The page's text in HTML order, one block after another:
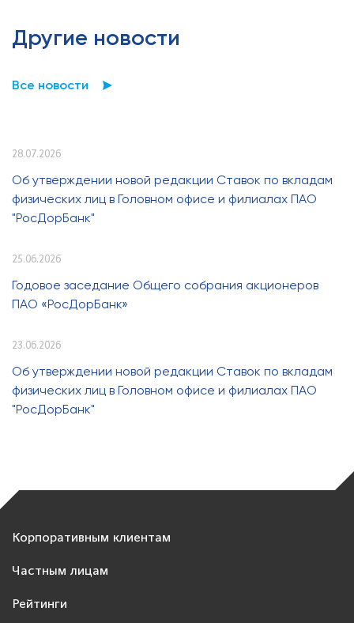
Другие новости
Все новости
28.07.2026
Об утверждении новой редакции Ставок по вкладам
физических лиц в Головном офисе и филиалах ПАО
"РосДорБанк"
25.06.2026
Годовое заседание Общего собрания акционеров
ПАО «РосДорБанк»
23.06.2026
Об утверждении новой редакции Ставок по вкладам
физических лиц в Головном офисе и филиалах ПАО
"РосДорБанк"
Корпоративным клиентам
Частным лицам
Рейтинги